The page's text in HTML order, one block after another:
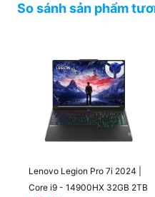
dễ dàng và
So sánh sản phẩm
Lenovo Legion Pro 7i 2024 |
Core i9 - 14900HX 32GB 2TB